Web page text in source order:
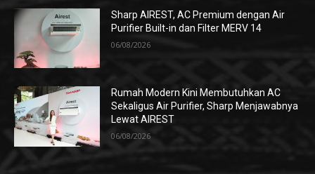
Sharp AIREST, AC Premium dengan Air
Purifier Built-in dan Filter MERV 14
06/08/2026
Rumah Modern Kini Membutuhkan AC
Sekaligus Air Purifier, Sharp Menjawabnya
Lewat AIREST
06/08/2026